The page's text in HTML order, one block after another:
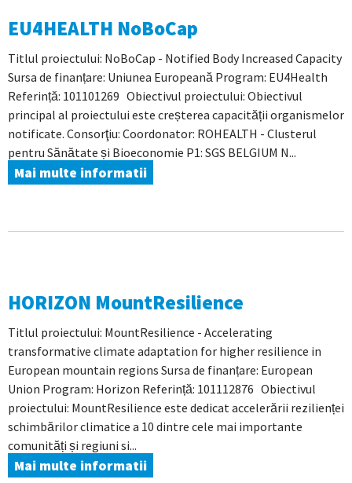
EU4HEALTH NoBoCap
Titlul proiectului: NoBoCap - Notified Body Increased Capacity
Sursa de finanțare: Uniunea Europeană Program: EU4Health
Referință: 101101269 Obiectivul proiectului: Obiectivul
principal al proiectului este creșterea capacității organismelor
notificate. Consorţiu: Coordonator: ROHEALTH - Clusterul
pentru Sănătate și Bioeconomie P1: SGS BELGIUM N...
Mai multe informatii
HORIZON MountResilience
Titlul proiectului: MountResilience - Accelerating
transformative climate adaptation for higher resilience in
European mountain regions Sursa de finanțare: European
Union Program: Horizon Referință: 101112876 Obiectivul
proiectului: MountResilience este dedicat accelerării rezilienței
schimbărilor climatice a 10 dintre cele mai importante
comunități și regiuni si...
Mai multe informatii